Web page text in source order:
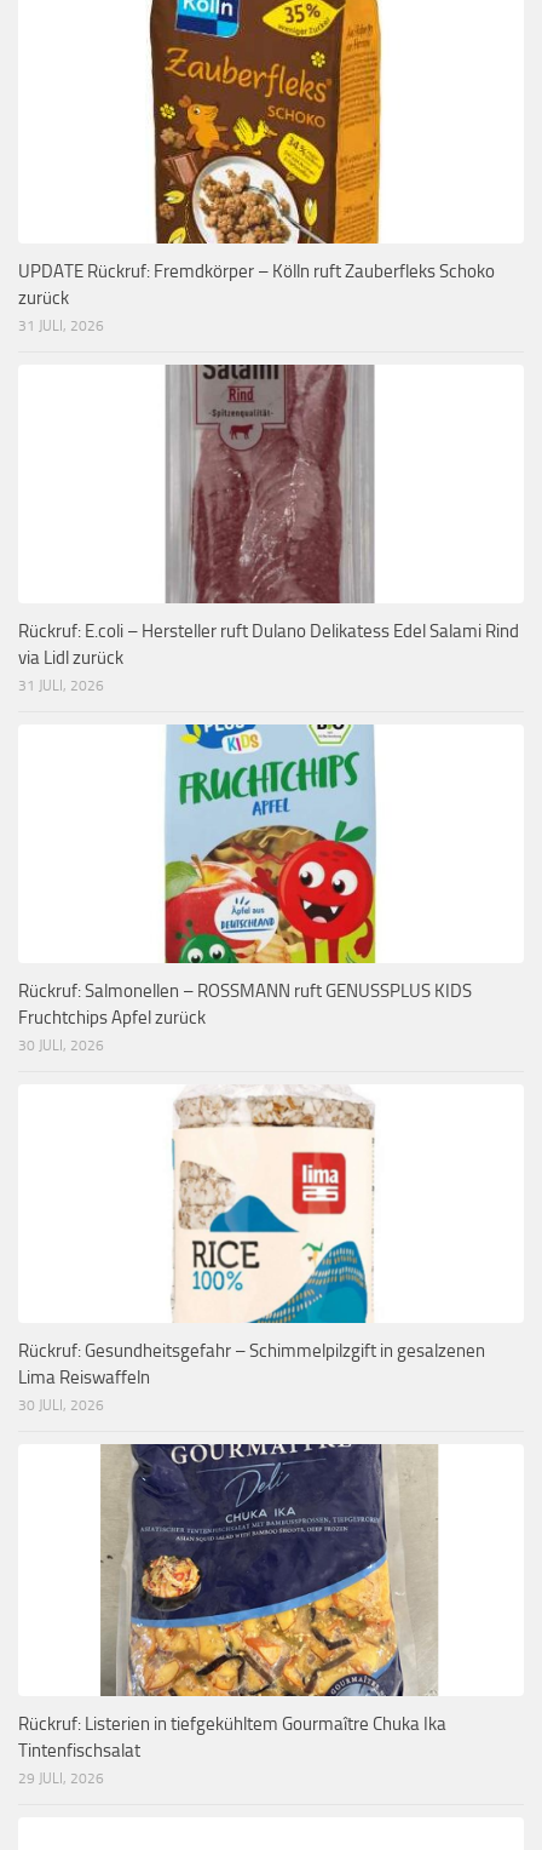
UPDATE Rückruf: Fremdkörper – Kölln ruft Zauberfleks Schoko
zurück
31 JULI, 2026
Rückruf: E.coli – Hersteller ruft Dulano Delikatess Edel Salami Rind
via Lidl zurück
31 JULI, 2026
Rückruf: Salmonellen – ROSSMANN ruft GENUSSPLUS KIDS
Fruchtchips Apfel zurück
30 JULI, 2026
Rückruf: Gesundheitsgefahr – Schimmelpilzgift in gesalzenen
Lima Reiswaffeln
30 JULI, 2026
Rückruf: Listerien in tiefgekühltem Gourmaître Chuka Ika
Tintenfischsalat
29 JULI, 2026